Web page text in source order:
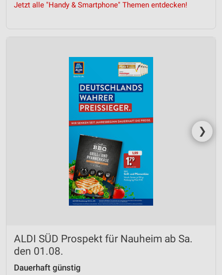
Jetzt alle "Handy & Smartphone" Themen entdecken!
❯
ALDI SÜD Prospekt für Nauheim ab Sa.
den 01.08.
Dauerhaft günstig